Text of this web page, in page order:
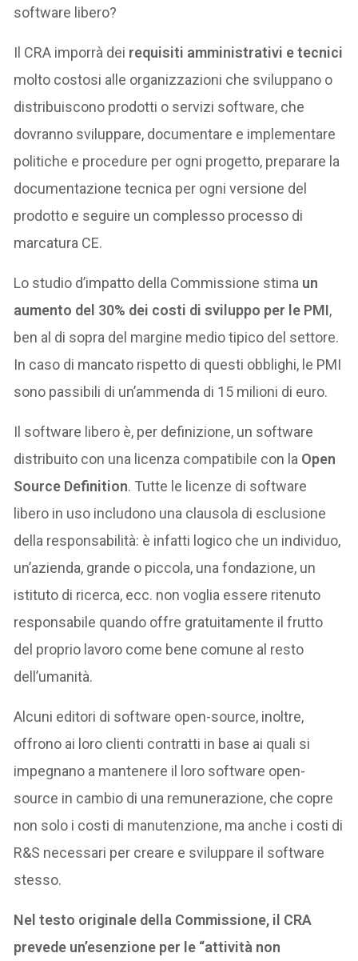
software libero?
Il CRA imporrà dei requisiti amministrativi e tecnici
molto costosi alle organizzazioni che sviluppano o
distribuiscono prodotti o servizi software, che
dovranno sviluppare, documentare e implementare
politiche e procedure per ogni progetto, preparare la
documentazione tecnica per ogni versione del
prodotto e seguire un complesso processo di
marcatura CE.
Lo studio d’impatto della Commissione stima un
aumento del 30% dei costi di sviluppo per le PMI,
ben al di sopra del margine medio tipico del settore.
In caso di mancato rispetto di questi obblighi, le PMI
sono passibili di un’ammenda di 15 milioni di euro.
Il software libero è, per definizione, un software
distribuito con una licenza compatibile con la Open
Source Definition. Tutte le licenze di software
libero in uso includono una clausola di esclusione
della responsabilità: è infatti logico che un individuo,
un’azienda, grande o piccola, una fondazione, un
istituto di ricerca, ecc. non voglia essere ritenuto
responsabile quando offre gratuitamente il frutto
del proprio lavoro come bene comune al resto
dell’umanità.
Alcuni editori di software open-source, inoltre,
offrono ai loro clienti contratti in base ai quali si
impegnano a mantenere il loro software open-
source in cambio di una remunerazione, che copre
non solo i costi di manutenzione, ma anche i costi di
R&S necessari per creare e sviluppare il software
stesso.
Nel testo originale della Commissione, il CRA
prevede un’esenzione per le “attività non